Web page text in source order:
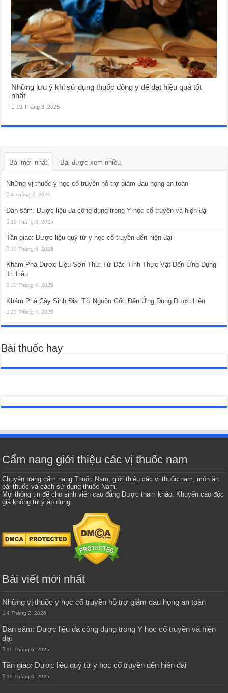
Những lưu ý khi sử dụng thuốc đông y để đạt hiệu quả tốt
nhất
19 Tháng 3, 2025
Bài mới nhất Bài được xem nhiều
Những vị thuốc y học cổ truyền hỗ trợ giảm đau họng an toàn
4 Tháng 2, 2026
Đan sâm: Dược liệu đa công dụng trong Y học cổ truyền và hiện đại
10 Tháng 6, 2025
Tần giao: Dược liệu quý từ y học cổ truyền đến hiện đại
10 Tháng 6, 2025
Khám Phá Dược Liệu Sơn Thù: Từ Đặc Tính Thực Vật Đến Ứng Dụng
Trị Liệu
23 Tháng 4, 2025
Khám Phá Cây Sinh Địa: Từ Nguồn Gốc Đến Ứng Dụng Dược Liệu
23 Tháng 4, 2025
Bài thuốc hay
Cẩm nang giới thiệu các vị thuốc nam
Chuyên trang cẩm nangThuốc Nam, giới thiệu các vị thuốc nam, món ăn
bài thuốc và cách sử dụng thuốc Nam.
Mọi thông tin để cho sinh viên cao đẳng Dược tham khảo. Khuyến cáo độc
giả không tự ý áp dụng.
Bài viết mới nhất
Những vị thuốc y học cổ truyền hỗ trợ giảm đau họng an toàn
4 Tháng 2, 2026
Đan sâm: Dược liệu đa công dụng trong Y học cổ truyền và hiện
đại
10 Tháng 6, 2025
Tần giao: Dược liệu quý từ y học cổ truyền đến hiện đại
10 Tháng 6, 2025